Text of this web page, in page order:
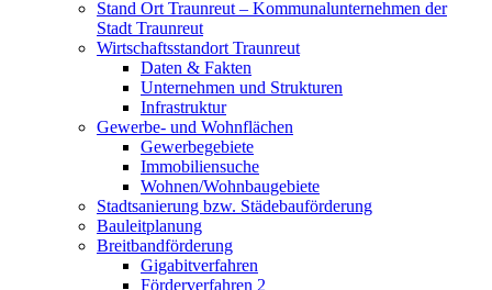
Stand Ort Traunreut – Kommunalunternehmen der
Stadt Traunreut
Wirtschaftsstandort Traunreut
Daten & Fakten
Unternehmen und Strukturen
Infrastruktur
Gewerbe- und Wohnflächen
Gewerbegebiete
Immobiliensuche
Wohnen/Wohnbaugebiete
Stadtsanierung bzw. Städebauförderung
Bauleitplanung
Breitbandförderung
Gigabitverfahren
Förderverfahren 2